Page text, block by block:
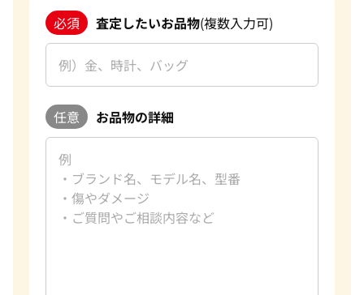
必須 査定したいお品物(複数入力可)
任意 お品物の詳細